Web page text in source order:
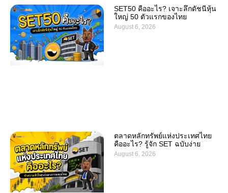
SET50 คืออะไร? เจาะลึกดัชนีหุ้น
ใหญ่ 50 ตัวแรกของไทย
August 6, 2026
ตลาดหลักทรัพย์แห่งประเทศไทย
คืออะไร? รู้จัก SET ฉบับง่าย
August 6, 2026